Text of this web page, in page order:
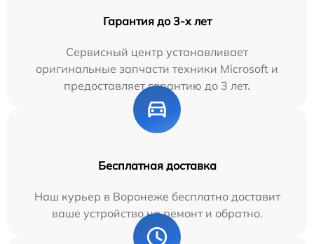
Гарантия до 3-х лет
Сервисный центр устанавливает
оригинальные запчасти техники Microsoft и
предоставляет гарантию до 3 лет.
Бесплатная доставка
Наш курьер в Воронеже бесплатно доставит
ваше устройство на ремонт и обратно.